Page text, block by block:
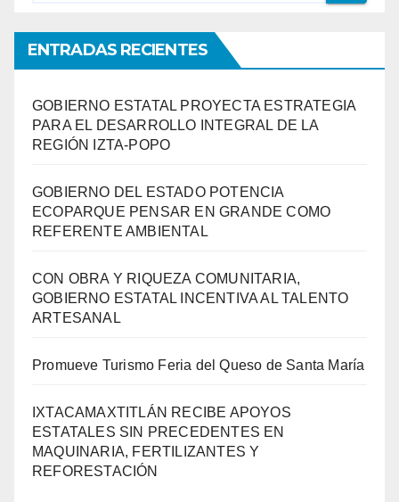
ENTRADAS RECIENTES
GOBIERNO ESTATAL PROYECTA ESTRATEGIA
PARA EL DESARROLLO INTEGRAL DE LA
REGIÓN IZTA-POPO
GOBIERNO DEL ESTADO POTENCIA
ECOPARQUE PENSAR EN GRANDE COMO
REFERENTE AMBIENTAL
CON OBRA Y RIQUEZA COMUNITARIA,
GOBIERNO ESTATAL INCENTIVA AL TALENTO
ARTESANAL
Promueve Turismo Feria del Queso de Santa María
IXTACAMAXTITLÁN RECIBE APOYOS
ESTATALES SIN PRECEDENTES EN
MAQUINARIA, FERTILIZANTES Y
REFORESTACIÓN